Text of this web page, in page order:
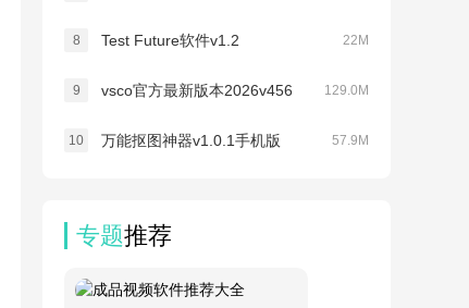
8 Test Future软件v1.2 22M
9 vsco官方最新版本2026v456 129.0M
10 万能抠图神器v1.0.1手机版 57.9M
专题推荐